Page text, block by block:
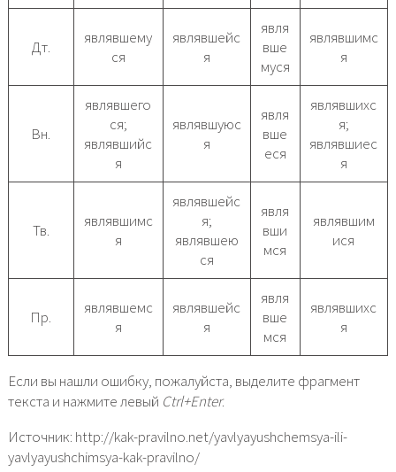
Дт.
являвшему
ся
являвшейс
я
явля
вше
муся
являвшимс
я
Вн.
являвшего
ся;
являвшийс
я
являвшуюс
я
явля
вше
еся
являвшихс
я;
являвшиес
я
Тв.
являвшимс
я
являвшейс
я;
являвшею
ся
явля
вши
мся
являвшим
ися
Пр.
являвшемс
я
являвшейс
я
явля
вше
мся
являвшихс
я
Если вы нашли ошибку, пожалуйста, выделите фрагмент
текста и нажмите левый Ctrl+Enter.
Источник: http://kak-pravilno.net/yavlyayushchemsya-ili-
yavlyayushchimsya-kak-pravilno/